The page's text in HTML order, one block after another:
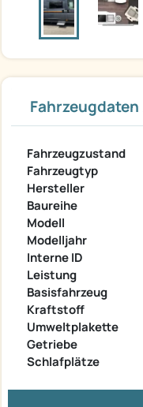
Fahrzeugzustand
Fahrzeugtyp
Hersteller
Baureihe
Modell
Modelljahr
Interne ID
Leistung
Basisfahrzeug
Kraftstoff
Umweltplakette
Getriebe
Schlafplätze